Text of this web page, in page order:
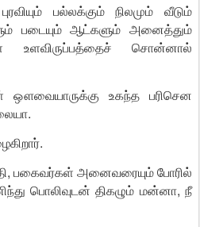
பல்லக்கும் நிலமும் வீடும்
படையும் ஆட்களும் அனைத்தும்
சொன்னால்
உகந்த பரிசென
பகைவர்கள் அனைவரையும் போரில்
பொலிவுடன் திகழும் மன்னா, நீ